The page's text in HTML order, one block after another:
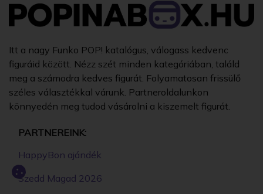
Itt a nagy Funko POP! katalógus, válogass kedvenc
figuráid között. Nézz szét minden kategóriában, találd
meg a számodra kedves figurát. Folyamatosan frissülő
széles választékkal várunk. Partneroldalunkon
könnyedén meg tudod vásárolni a kiszemelt figurát.
PARTNEREINK:
HappyBon ajándék
Szedd Magad 2026